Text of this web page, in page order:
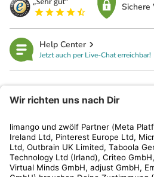
Sichere
Help Center
Jetzt auch per Live-Chat erreichbar!
Kundenservice
Shop